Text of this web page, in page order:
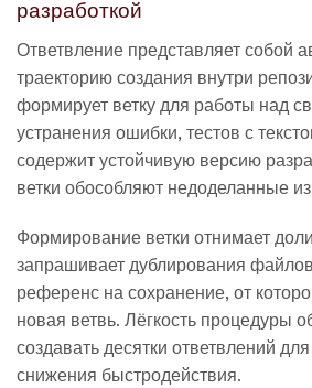
разработкой
Ответвление представляет собой
траекторию создания внутри
формирует ветку для работы над
устранения ошибки, тестов с
содержит устойчивую версию
ветки обособляют недоделанные
Формирование ветки отнимает
запрашивает дублирования
референс на сохранение, от
новая ветвь. Лёгкость процедуры
создавать десятки ответвлений
снижения быстродействия.